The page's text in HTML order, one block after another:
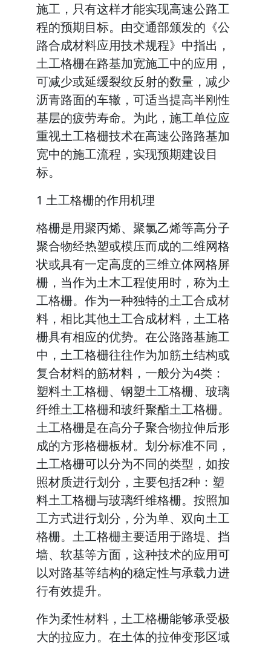
施工，只有这样才能实现高速公路工
程的预期目标。由交通部颁发的《公
路合成材料应用技术规程》中指出，
土工格栅在路基加宽施工中的应用，
可减少或延缓裂纹反射的数量，减少
沥青路面的车辙，可适当提高半刚性
基层的疲劳寿命。为此，施工单位应
重视土工格栅技术在高速公路路基加
宽中的施工流程，实现预期建设目
标。
1 土工格栅的作用机理
格栅是用聚丙烯、聚氯乙烯等高分子
聚合物经热塑或模压而成的二维网格
状或具有一定高度的三维立体网格屏
栅，当作为土木工程使用时，称为土
工格栅。作为一种独特的土工合成材
料，相比其他土工合成材料，土工格
栅具有相应的优势。在公路路基施工
中，土工格栅往往作为加筋土结构或
复合材料的筋材料，一般分为4类：
塑料土工格栅、钢塑土工格栅、玻璃
纤维土工格栅和玻纤聚酯土工格栅。
土工格栅是在高分子聚合物拉伸后形
成的方形格栅板材。划分标准不同，
土工格栅可以分为不同的类型，如按
照材质进行划分，主要包括2种：塑
料土工格栅与玻璃纤维格栅。按照加
工方式进行划分，分为单、双向土工
格栅。土工格栅主要适用于路堤、挡
墙、软基等方面，这种技术的应用可
以对路基等结构的稳定性与承载力进
行有效提升。
作为柔性材料，土工格栅能够承受极
大的拉应力。在土体的拉伸变形区域